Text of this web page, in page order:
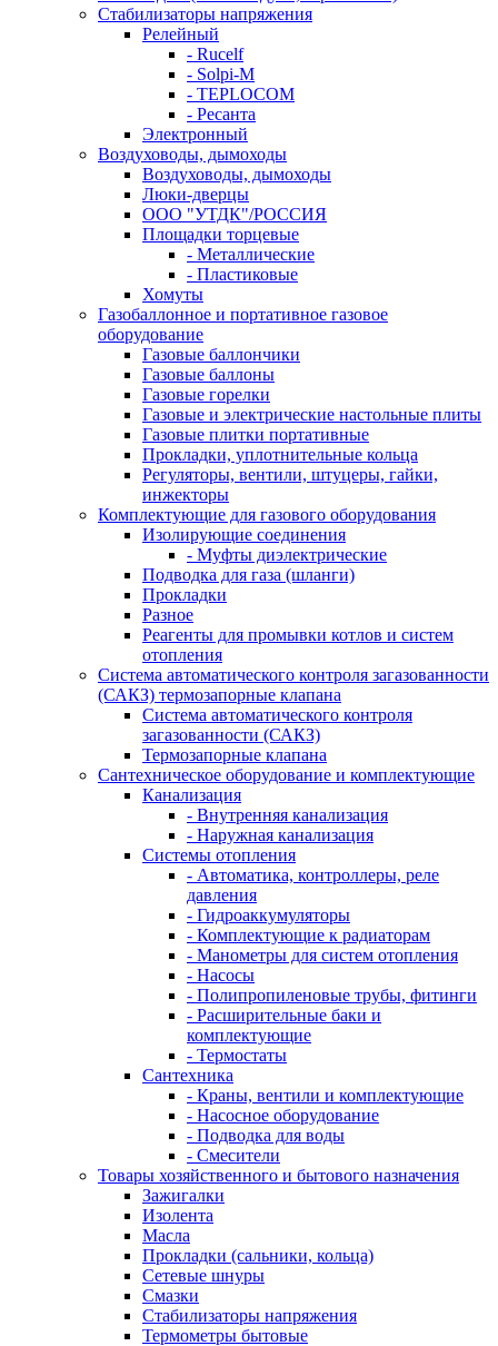
Cтабилизаторы напряжения
Релейный
- Rucelf
- Solpi-M
- TEPLOCOM
- Ресанта
Электронный
Воздуховоды, дымоходы
Воздуховоды, дымоходы
Люки-дверцы
ООО "УТДК"/РОССИЯ
Площадки торцевые
- Металлические
- Пластиковые
Хомуты
Газобаллонное и портативное газовое
оборудование
Газовые баллончики
Газовые баллоны
Газовые горелки
Газовые и электрические настольные плиты
Газовые плитки портативные
Прокладки, уплотнительные кольца
Регуляторы, вентили, штуцеры, гайки,
инжекторы
Комплектующие для газового оборудования
Изолирующие соединения
- Муфты диэлектрические
Подводка для газа (шланги)
Прокладки
Разное
Реагенты для промывки котлов и систем
отопления
Система автоматического контроля загазованности
(САКЗ) термозапорные клапана
Система автоматического контроля
загазованности (САКЗ)
Термозапорные клапана
Сантехническое оборудование и комплектующие
Канализация
- Внутренняя канализация
- Наружная канализация
Системы отопления
- Автоматика, контроллеры, реле
давления
- Гидроаккумуляторы
- Комплектующие к радиаторам
- Манометры для систем отопления
- Насосы
- Полипропиленовые трубы, фитинги
- Расширительные баки и
комплектующие
- Термостаты
Сантехника
- Краны, вентили и комплектующие
- Насосное оборудование
- Подводка для воды
- Смесители
Товары хозяйственного и бытового назначения
Зажигалки
Изолента
Масла
Прокладки (сальники, кольца)
Сетевые шнуры
Смазки
Стабилизаторы напряжения
Термометры бытовые